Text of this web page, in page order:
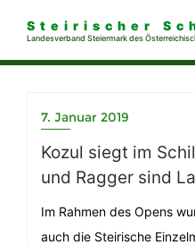
Steirischer
Landesverband Steiermark des
7. Januar 2019
Kozul siegt im
und Ragger sind
Im Rahmen des Opens
auch die Steirische